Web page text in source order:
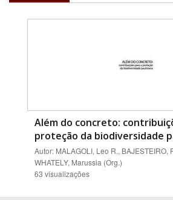
Além do concreto:
proteção da biodiversidade
Autor: MALAGOLI, Leo R., BAJESTEIRO,
WHATELY, Marussia (Org.)
63 visualizações